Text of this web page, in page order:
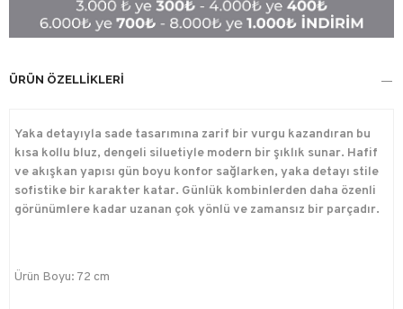
ÜRÜN ÖZELLIKLERI
Yaka detayıyla sade tasarımına zarif bir vurgu kazandıran bu
kısa kollu bluz, dengeli siluetiyle modern bir şıklık sunar. Hafif
ve akışkan yapısı gün boyu konfor sağlarken, yaka detayı stile
sofistike bir karakter katar. Günlük kombinlerden daha özenli
görünümlere kadar uzanan çok yönlü ve zamansız bir parçadır.
Ürün Boyu: 72 cm